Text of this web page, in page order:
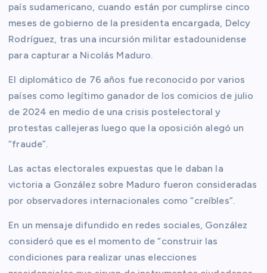
país sudamericano, cuando están por cumplirse cinco
meses de gobierno de la presidenta encargada, Delcy
Rodríguez, tras una incursión militar estadounidense
para capturar a Nicolás Maduro.
El diplomático de 76 años fue reconocido por varios
países como legítimo ganador de los comicios de julio
de 2024 en medio de una crisis postelectoral y
protestas callejeras luego que la oposición alegó un
“fraude”.
Las actas electorales expuestas que le daban la
victoria a González sobre Maduro fueron consideradas
por observadores internacionales como “creíbles”.
En un mensaje difundido en redes sociales, González
consideró que es el momento de “construir las
condiciones para realizar unas elecciones